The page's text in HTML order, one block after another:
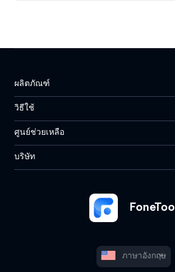
FoneTool
ภาษาอังกฤษ
ผลิตภัณฑ์
วิธีใช้
ศูนย์ช่วยเหลือ
บริษัท